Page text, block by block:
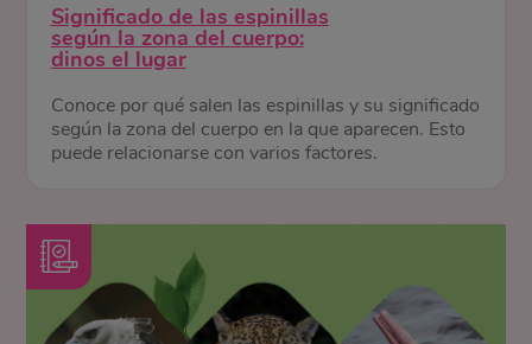
Significado de las espinillas
según la zona del cuerpo:
dinos el lugar
Conoce por qué salen las espinillas y su significado
según la zona del cuerpo en la que aparecen. Esto
puede relacionarse con varios factores.